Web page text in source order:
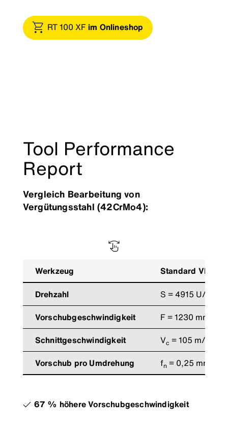
RT 100 XF im Onlineshop
Tool Performance
Report
Vergleich Bearbeitung von
Vergütungsstahl (42CrMo4):
Werkzeug
Standard VHM-
Drehzahl
S = 4915 U/min
Vorschubgeschwindigkeit
F = 1230 mm/min
Schnittgeschwindigkeit
Vc = 105 m/min
Vorschub pro Umdrehung
fn= 0,25 mm/U
67 % höhere Vorschubgeschwindigkeit